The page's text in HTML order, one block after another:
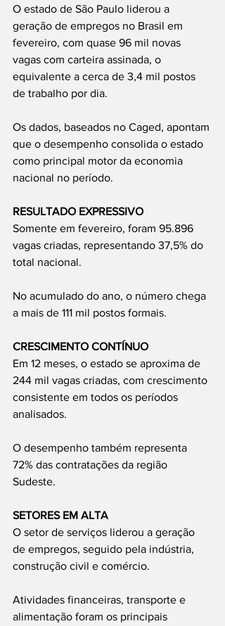
O estado de São Paulo liderou a
geração de empregos no Brasil em
fevereiro, com quase 96 mil novas
vagas com carteira assinada, o
equivalente a cerca de 3,4 mil postos
de trabalho por dia.
Os dados, baseados no Caged, apontam
que o desempenho consolida o estado
como principal motor da economia
nacional no período.
RESULTADO EXPRESSIVO
Somente em fevereiro, foram 95.896
vagas criadas, representando 37,5% do
total nacional.
No acumulado do ano, o número chega
a mais de 111 mil postos formais.
CRESCIMENTO CONTÍNUO
Em 12 meses, o estado se aproxima de
244 mil vagas criadas, com crescimento
consistente em todos os períodos
analisados.
O desempenho também representa
72% das contratações da região
Sudeste.
SETORES EM ALTA
O setor de serviços liderou a geração
de empregos, seguido pela indústria,
construção civil e comércio.
Atividades financeiras, transporte e
alimentação foram os principais